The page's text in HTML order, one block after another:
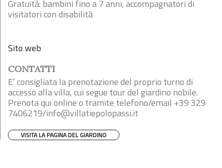
Gratuità: bambini fino a 7 anni, accompagnatori di
visitatori con disabilità
Sito web
CONTATTI
E’ consigliata la prenotazione del proprio turno di
accesso alla villa, cui segue tour del giardino nobile.
Prenota qui online o tramite telefono/email +39 329
7406219/info@villatiepolopassi.it
VISITA LA PAGINA DEL GIARDINO